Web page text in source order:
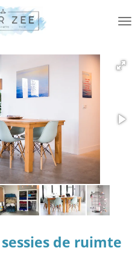
de ruimte